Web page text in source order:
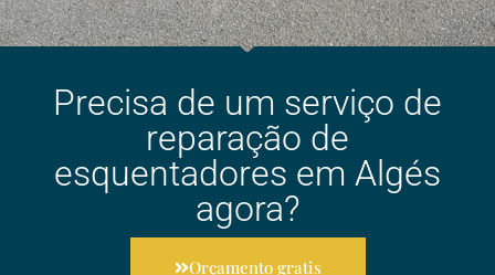
Precisa de um serviço de
reparação de
esquentadores em Algés
agora?
Orçamento gratis